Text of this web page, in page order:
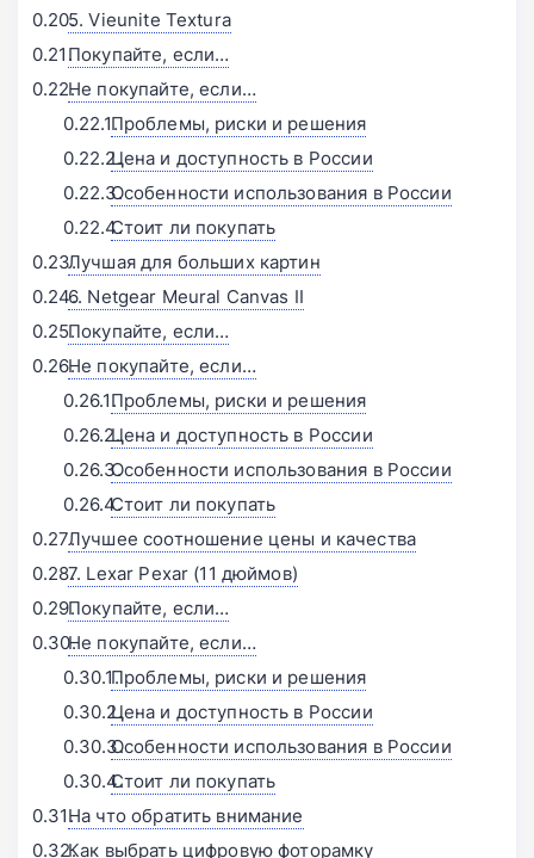
5. Vieunite Textura
Покупайте, если…
Не покупайте, если…
Проблемы, риски и решения
Цена и доступность в России
Особенности использования в России
Стоит ли покупать
Лучшая для больших картин
6. Netgear Meural Canvas II
Покупайте, если…
Не покупайте, если…
Проблемы, риски и решения
Цена и доступность в России
Особенности использования в России
Стоит ли покупать
Лучшее соотношение цены и качества
7. Lexar Pexar (11 дюймов)
Покупайте, если…
Не покупайте, если…
Проблемы, риски и решения
Цена и доступность в России
Особенности использования в России
Стоит ли покупать
На что обратить внимание
Как выбрать цифровую фоторамку